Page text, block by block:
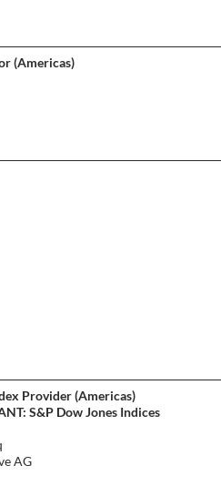
(Americas)
Provider (Americas)
S&P Dow Jones Indices
AG